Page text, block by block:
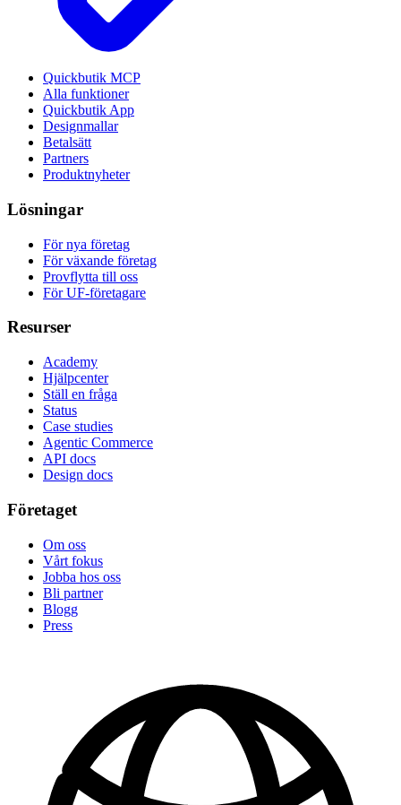
Quickbutik MCP
Alla funktioner
Quickbutik App
Designmallar
Betalsätt
Partners
Produktnyheter
Lösningar
För nya företag
För växande företag
Provflytta till oss
För UF-företagare
Resurser
Academy
Hjälpcenter
Ställ en fråga
Status
Case studies
Agentic Commerce
API docs
Design docs
Företaget
Om oss
Vårt fokus
Jobba hos oss
Bli partner
Blogg
Press